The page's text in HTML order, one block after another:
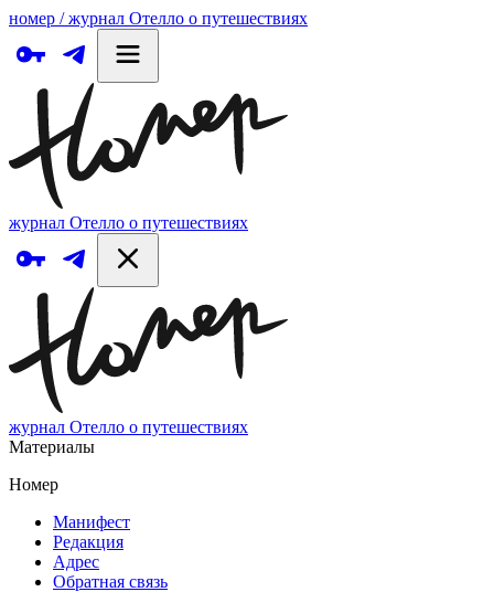
номер / журнал Отелло о путешествиях
журнал Отелло о путешествиях
журнал Отелло о путешествиях
Материалы
Номер
Манифест
Редакция
Адрес
Обратная связь